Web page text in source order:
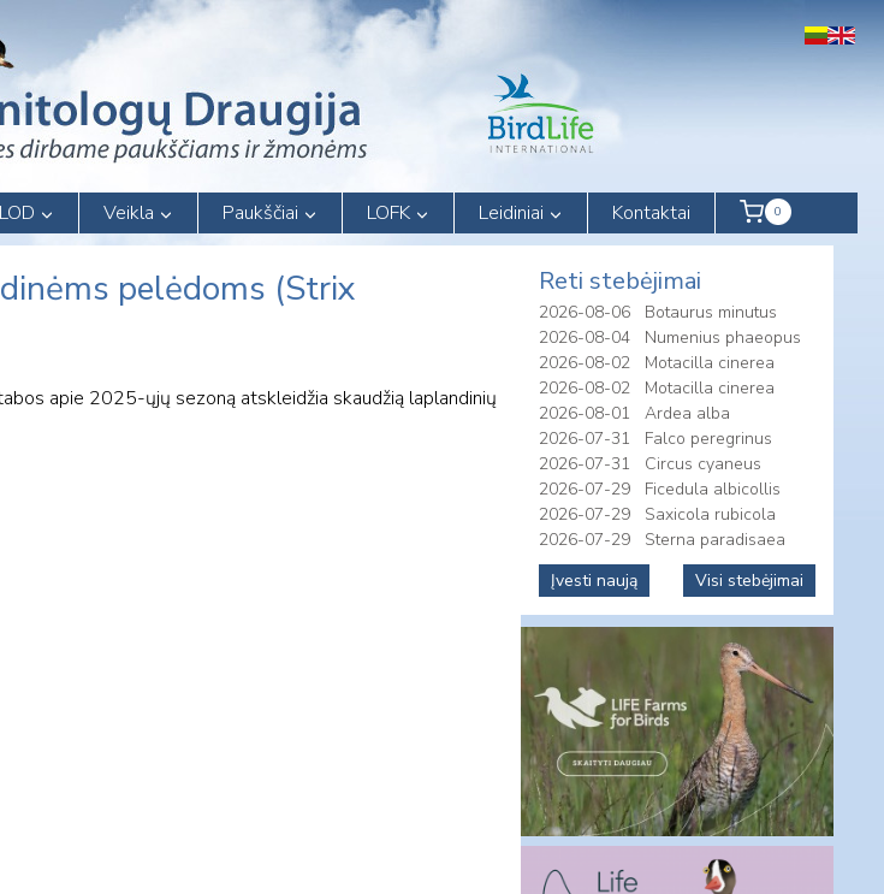
Veikla Paukščiai LOFK Leidiniai Kontaktai 0
pelėdoms (Strix
apie 2025-ųjų sezoną atskleidžia skaudžią laplandinių
Reti stebėjimai
2026-08-06
Botaurus minutus
2026-08-04
Numenius phaeopus
2026-08-02
Motacilla cinerea
2026-08-02
Motacilla cinerea
2026-08-01
Ardea alba
2026-07-31
Falco peregrinus
2026-07-31
Circus cyaneus
2026-07-29
Ficedula albicollis
2026-07-29
Saxicola rubicola
2026-07-29
Sterna paradisaea
Įvesti naują
Visi stebėjimai